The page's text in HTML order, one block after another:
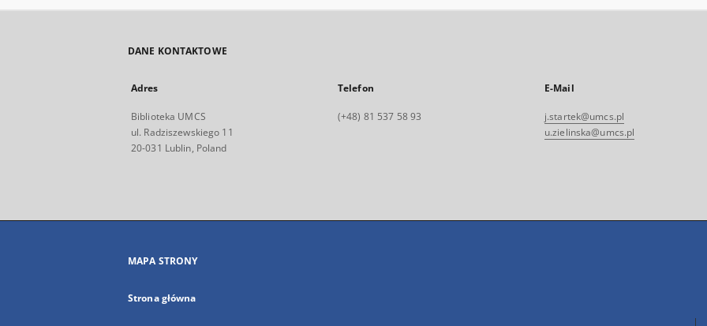
DANE KONTAKTOWE
Adres
Biblioteka UMCS
ul. Radziszewskiego 11
20-031 Lublin, Poland
Telefon
(+48) 81 537 58 93
E-Mail
j.startek@umcs.pl
u.zielinska@umcs.pl
MAPA STRONY
Strona główna